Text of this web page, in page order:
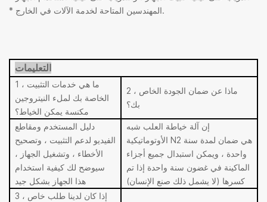
* المهندسين المتاحة لخدمة الآلات في الخارج.
التعليمات
1 ، ما هي خدمات التثبيت
الخاصة بك لملء النيتروجين
مكنسة يمكن الخياط؟
2 ، ماذا عن ضمان الجودة الخاص
بك؟
دليل المستخدم ومقاطع
الفيديو لدعم التثبيت ، وتصحيح
الأخطاء ، وتشغيل الجهاز ،
سيوضح لك كيفية استخدام
هذا الجهاز بشكل جيد
إن آلة خياطة العلب شبه
الأوتوماتيكية N2 هي ضمان لمدة سنة
واحدة ، ويمكن استبدال جميع أجزاء
الماكينة في غضون سنة واحدة إذا تم
كسرها (لا يشمل ذلك صنع الإنسان)
3 ، إذا كان لدينا طلب خاص